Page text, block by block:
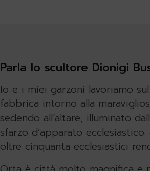
Parla lo scultore Dionigi
Io e i miei garzoni lavoriamo
fabbrica intorno alla
sedendo all’altare, illuminato
sfarzo d’apparato
oltre cinquanta ecclesiastici